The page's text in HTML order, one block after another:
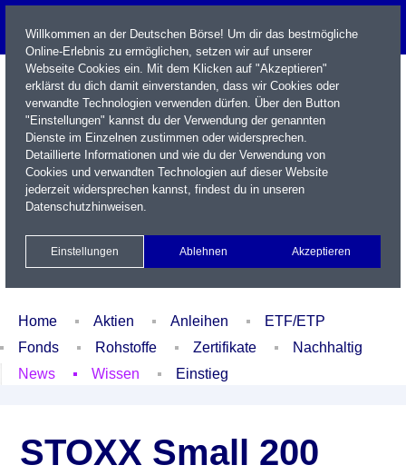
Name / WKN / ISIN / Kürzel
Xetra Realtime
Watchlist Portfolio Login
Home Aktien Anleihen
ETF/ETP
Fonds
Rohstoffe Zertifikate
Nachhaltig
News
Wissen Einstieg
STOXX Small 200
Willkommen an der Deutschen Börse! Um dir das bestmögliche
Online-Erlebnis zu ermöglichen, setzen wir auf unserer
Webseite Cookies ein. Mit dem Klicken auf "Akzeptieren"
erklärst du dich damit einverstanden, dass wir Cookies oder
verwandte Technologien verwenden dürfen. Über den Button
"Einstellungen" kannst du der Verwendung der genannten
Dienste im Einzelnen zustimmen oder widersprechen.
Detaillierte Informationen und wie du der Verwendung von
Cookies und verwandten Technologien auf dieser Website
jederzeit widersprechen kannst, findest du in unseren
Datenschutzhinweisen.
Einstellungen Ablehnen Akzeptieren